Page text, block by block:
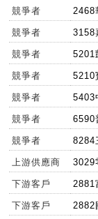
競爭者 2468
競爭者 3158
競爭者 5201
競爭者 5210
競爭者 5403
競爭者 6590
競爭者 8284
上游供應商 3029
下游客戶 2881
下游客戶 2882